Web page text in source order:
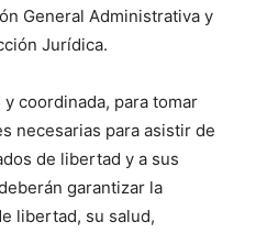
General Administrativa y
Jurídica.
coordinada, para tomar
necesarias para asistir de
de libertad y a sus
garantizar la
libertad, su salud,